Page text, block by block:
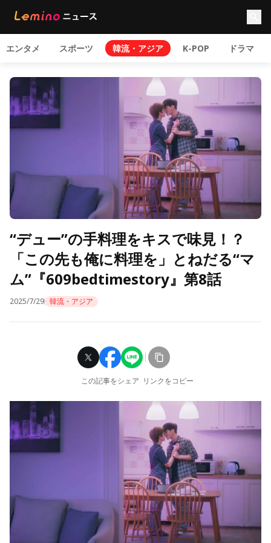
エンタメ スポーツ 韓流・アジア K-POP ドラマ
“デュー”の手料理をキスで味見！？
「この先も俺に料理を」とねだる“マ
ム”『609bedtimestory』第8話
2025/7/29 韓流・アジア
この記事をシェア リンクをコピー